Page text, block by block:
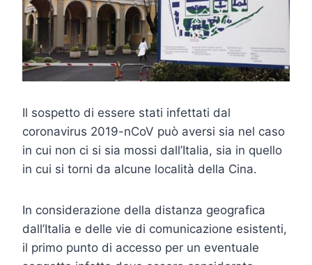
Il sospetto di essere stati infettati dal
coronavirus 2019-nCoV può aversi sia nel caso
in cui non ci si sia mossi dall’Italia, sia in quello
in cui si torni da alcune località della Cina.
In considerazione della distanza geografica
dall’Italia e delle vie di comunicazione esistenti,
il primo punto di accesso per un eventuale